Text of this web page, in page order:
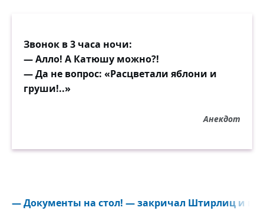
Звонок в 3 часа ночи:
— Алло! А Катюшу можно?!
— Да не вопрос: «Расцветали яблони и
груши!..»
Анекдот
— Документы на стол! — закричал Штирлиц и